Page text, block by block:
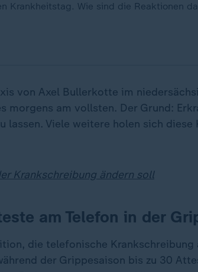
Krankheitstag. Wie sind die Reaktionen
von Axel Bullerkotte im
morgens am vollsten. Der Grund:
lassen. Viele weitere holen sich diese
Krankschreibung ändern soll
am Telefon in der
die telefonische Krankschreibung
der Grippesaison bis zu 30